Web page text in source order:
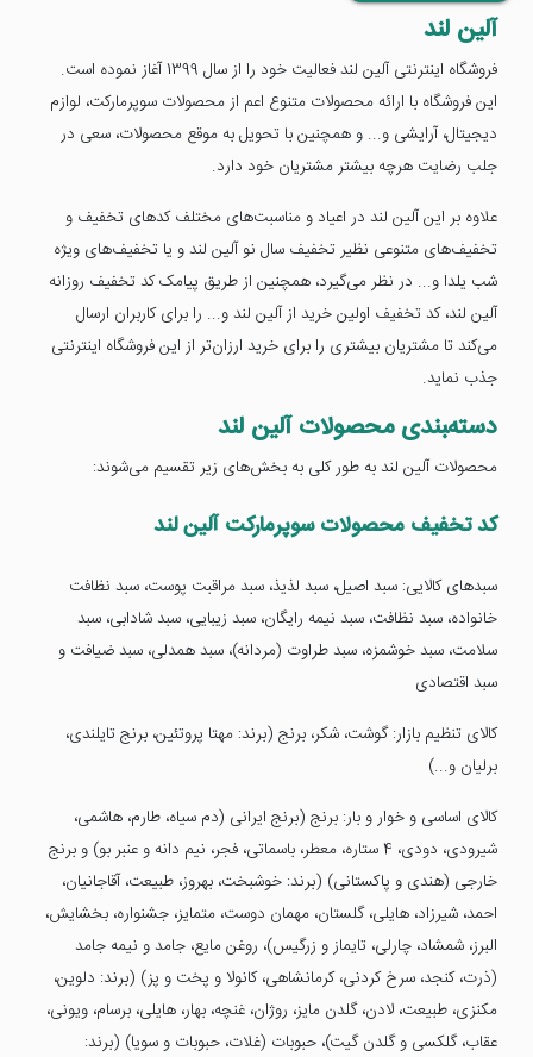
آلین لند
فروشگاه اینترنتی آلین لند فعالیت خود را از سال 1399 آغاز نموده است.
این فروشگاه با ارائه محصولات متنوع اعم از محصولات سوپرمارکت، لوازم
دیجیتال، آرایشی و... و همچنین با تحویل به موقع محصولات، سعی در
جلب رضایت هرچه بیشتر مشتریان خود دارد.
علاوه بر این آلین لند در اعیاد و مناسبت‌های مختلف کدهای تخفیف و
تخفیف‌های متنوعی نظیر تخفیف سال نو آلین لند و یا تخفیف‌های ویژه
شب یلدا و... در نظر می‌گیرد، همچنین از طریق پیامک کد تخفیف روزانه
آلین لند، کد تخفیف اولین خرید از آلین لند و... را برای کاربران ارسال
می‌کند تا مشتریان بیشتری را برای خرید ارزان‌تر از این فروشگاه اینترنتی
جذب نماید.
دسته‌‍بندی محصولات آلین لند
محصولات آلین لند به طور کلی به بخش‌های زیر تقسیم می‌شوند:
کد تخفیف محصولات سوپرمارکت آلین لند
سبدهای کالایی: سبد اصیل، سبد لذیذ، سبد مراقبت پوست، سبد نظافت
خانواده، سبد نظافت، سبد نیمه رایگان، سبد زیبایی، سبد شادابی، سبد
سلامت، سبد خوشمزه، سبد طراوت (مردانه)، سبد همدلی، سبد ضیافت و
سبد اقتصادی
کالای تنظیم بازار: گوشت، شکر، برنج (برند: مهتا پروتئین، برنج تایلندی،
برلیان و...)
کالای اساسی و خوار و بار: برنج (برنج ایرانی (دم سیاه، طارم، هاشمی،
شیرودی، دودی، 4 ستاره، معطر، باسماتی، فجر، نیم دانه و عنبر بو) و برنج
خارجی (هندی و پاکستانی) (برند: خوشبخت، بهروز، طبیعت، آقاجانیان،
احمد، شیرزاد، هایلی، گلستان، مهمان دوست، متمایز، جشنواره، بخشایش،
البرز، شمشاد، چارلی، تایماز و زرگیس)، روغن مایع، جامد و نیمه جامد
(ذرت، کنجد، سرخ کردنی، کرمانشاهی، کانولا و پخت و پز) (برند: دلوین،
مکنزی، طبیعت، لادن، گلدن مایز، روژان، غنچه، بهار، هایلی، برسام، ویونی،
عقاب، گلکسی و گلدن گیت)، حبوبات (غلات، حبوبات و سویا) (برند: